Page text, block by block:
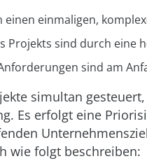
einen einmaligen,
Projekts sind durch eine
sind am
simultan
Es erfolgt eine
wie folgt beschreiben: